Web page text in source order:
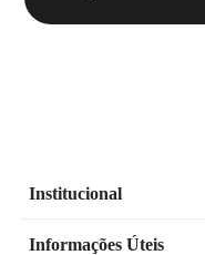
Institucional
Informações Úteis